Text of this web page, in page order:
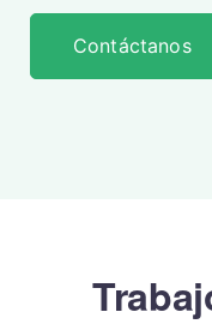
Contáctanos